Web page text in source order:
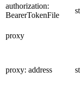
authorization:
BearerTokenFile
proxy
proxy: address